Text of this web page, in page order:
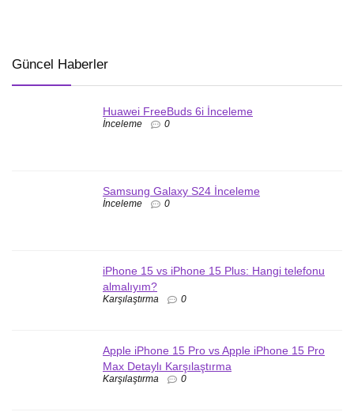
Güncel Haberler
Huawei FreeBuds 6i İnceleme
İnceleme 0
Samsung Galaxy S24 İnceleme
İnceleme 0
iPhone 15 vs iPhone 15 Plus: Hangi telefonu
almalıyım?
Karşılaştırma 0
Apple iPhone 15 Pro vs Apple iPhone 15 Pro
Max Detaylı Karşılaştırma
Karşılaştırma 0